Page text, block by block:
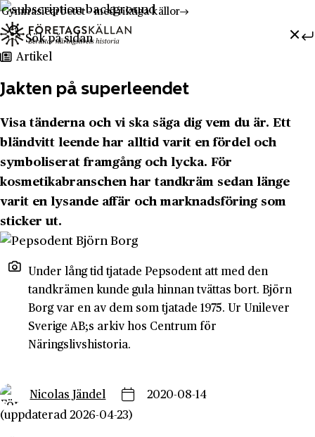
Hoppa till innehåll
Till innehåll
Gymnasiearbetet - med riktiga källor
Sök efter:
Artikel
Jakten på superleendet
Visa tänderna och vi ska säga dig vem du är. Ett
bländvitt leende har alltid varit en fördel och
symboliserat framgång och lycka. För
kosmetikabranschen har tandkräm sedan länge
varit en lysande affär och marknadsföring som
sticker ut.
Under lång tid tjatade Pepsodent att med den
tandkrämen kunde gula hinnan tvättas bort. Björn
Borg var en av dem som tjatade 1975. Ur Unilever
Sverige AB;s arkiv hos Centrum för
Näringslivshistoria.
Nicolas Jändel
2020-08-14
(uppdaterad 2026-04-23)